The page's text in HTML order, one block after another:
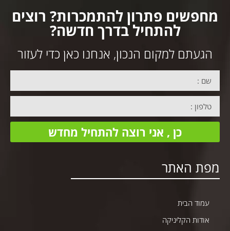
מחפשים פתרון להתמכרות? רוצים
להתחיל בדרך חדשה?
הגעתם למקום הנכון, אנחנו כאן כדי לעזור
כן , אני רוצה להתחיל מחדש
מפת האתר
עמוד הבית
אודות הקליניקה